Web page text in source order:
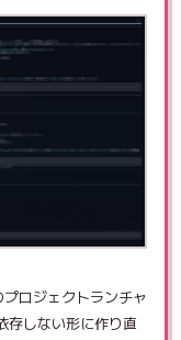
ロジェクトランチャ
存しない形に作り直